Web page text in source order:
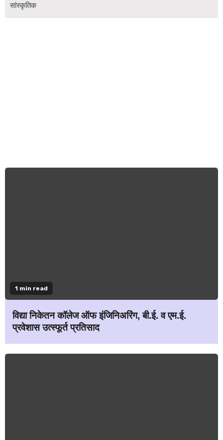
सांस्कृतिक
1 min read
विद्या निकेतन कॉलेज ऑफ इंजिनिअरिंग, बी.ई. व एम.ई.
प्रवेशास उत्स्फूर्त प्रतिसाद